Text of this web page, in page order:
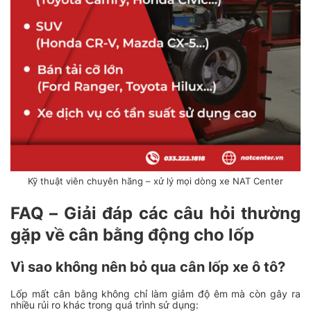
Kỹ thuật viên chuyên hãng – xử lý mọi dòng xe NAT Center
FAQ – Giải đáp các câu hỏi thường
gặp về cân bằng động cho lốp
Vì sao không nên bỏ qua cân lốp xe ô tô?
Lốp mất cân bằng không chỉ làm giảm độ êm mà còn gây ra
nhiều rủi ro khác trong quá trình sử dụng: